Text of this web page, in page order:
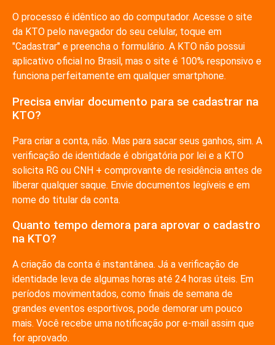
O processo é idêntico ao do computador. Acesse o site
da KTO pelo navegador do seu celular, toque em
"Cadastrar" e preencha o formulário. A KTO não possui
aplicativo oficial no Brasil, mas o site é 100% responsivo e
funciona perfeitamente em qualquer smartphone.
Precisa enviar documento para se cadastrar na
KTO?
Para criar a conta, não. Mas para sacar seus ganhos, sim. A
verificação de identidade é obrigatória por lei e a KTO
solicita RG ou CNH + comprovante de residência antes de
liberar qualquer saque. Envie documentos legíveis e em
nome do titular da conta.
Quanto tempo demora para aprovar o cadastro
na KTO?
A criação da conta é instantânea. Já a verificação de
identidade leva de algumas horas até 24 horas úteis. Em
períodos movimentados, como finais de semana de
grandes eventos esportivos, pode demorar um pouco
mais. Você recebe uma notificação por e-mail assim que
for aprovado.